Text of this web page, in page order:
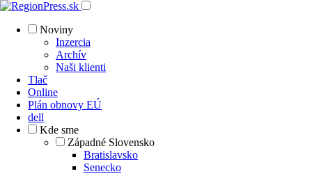
Noviny
Inzercia
Archív
Naši klienti
Tlač
Online
Plán obnovy EÚ
dell
Kde sme
Západné Slovensko
Bratislavsko
Senecko